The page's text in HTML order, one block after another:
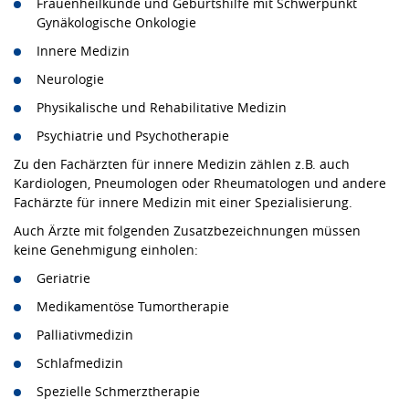
Gynäkologische Onkologie
Innere Medizin
Neurologie
Physikalische und Rehabilitative Medizin
Psychiatrie und Psychotherapie
Zu den Fachärzten für innere Medizin zählen z.B. auch
Kardiologen, Pneumologen oder Rheumatologen und andere
Fachärzte für innere Medizin mit einer Spezialisierung.
Auch Ärzte mit folgenden Zusatzbezeichnungen müssen
keine Genehmigung einholen:
Geriatrie
Medikamentöse Tumortherapie
Palliativmedizin
Schlafmedizin
Spezielle Schmerztherapie